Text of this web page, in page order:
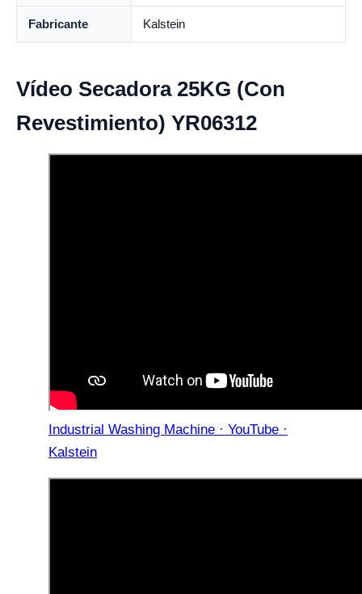
Fabricante Kalstein
Vídeo Secadora 25KG (Con
Revestimiento) YR06312
Industrial Washing Machine · YouTube ·
Kalstein